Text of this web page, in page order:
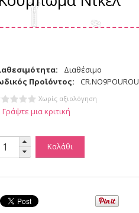
Διαθέσιμο
Προϊόντος:
CR.NO9POUROU
Χωρίς αξιολόγηση
Γράψτε μια κριτική
Καλάθι